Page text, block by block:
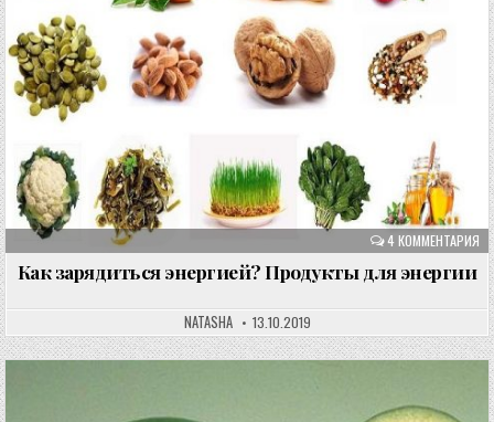
4 КОММЕНТАРИЯ
Как зарядиться энергией? Продукты для энергии
NATASHA 13.10.2019